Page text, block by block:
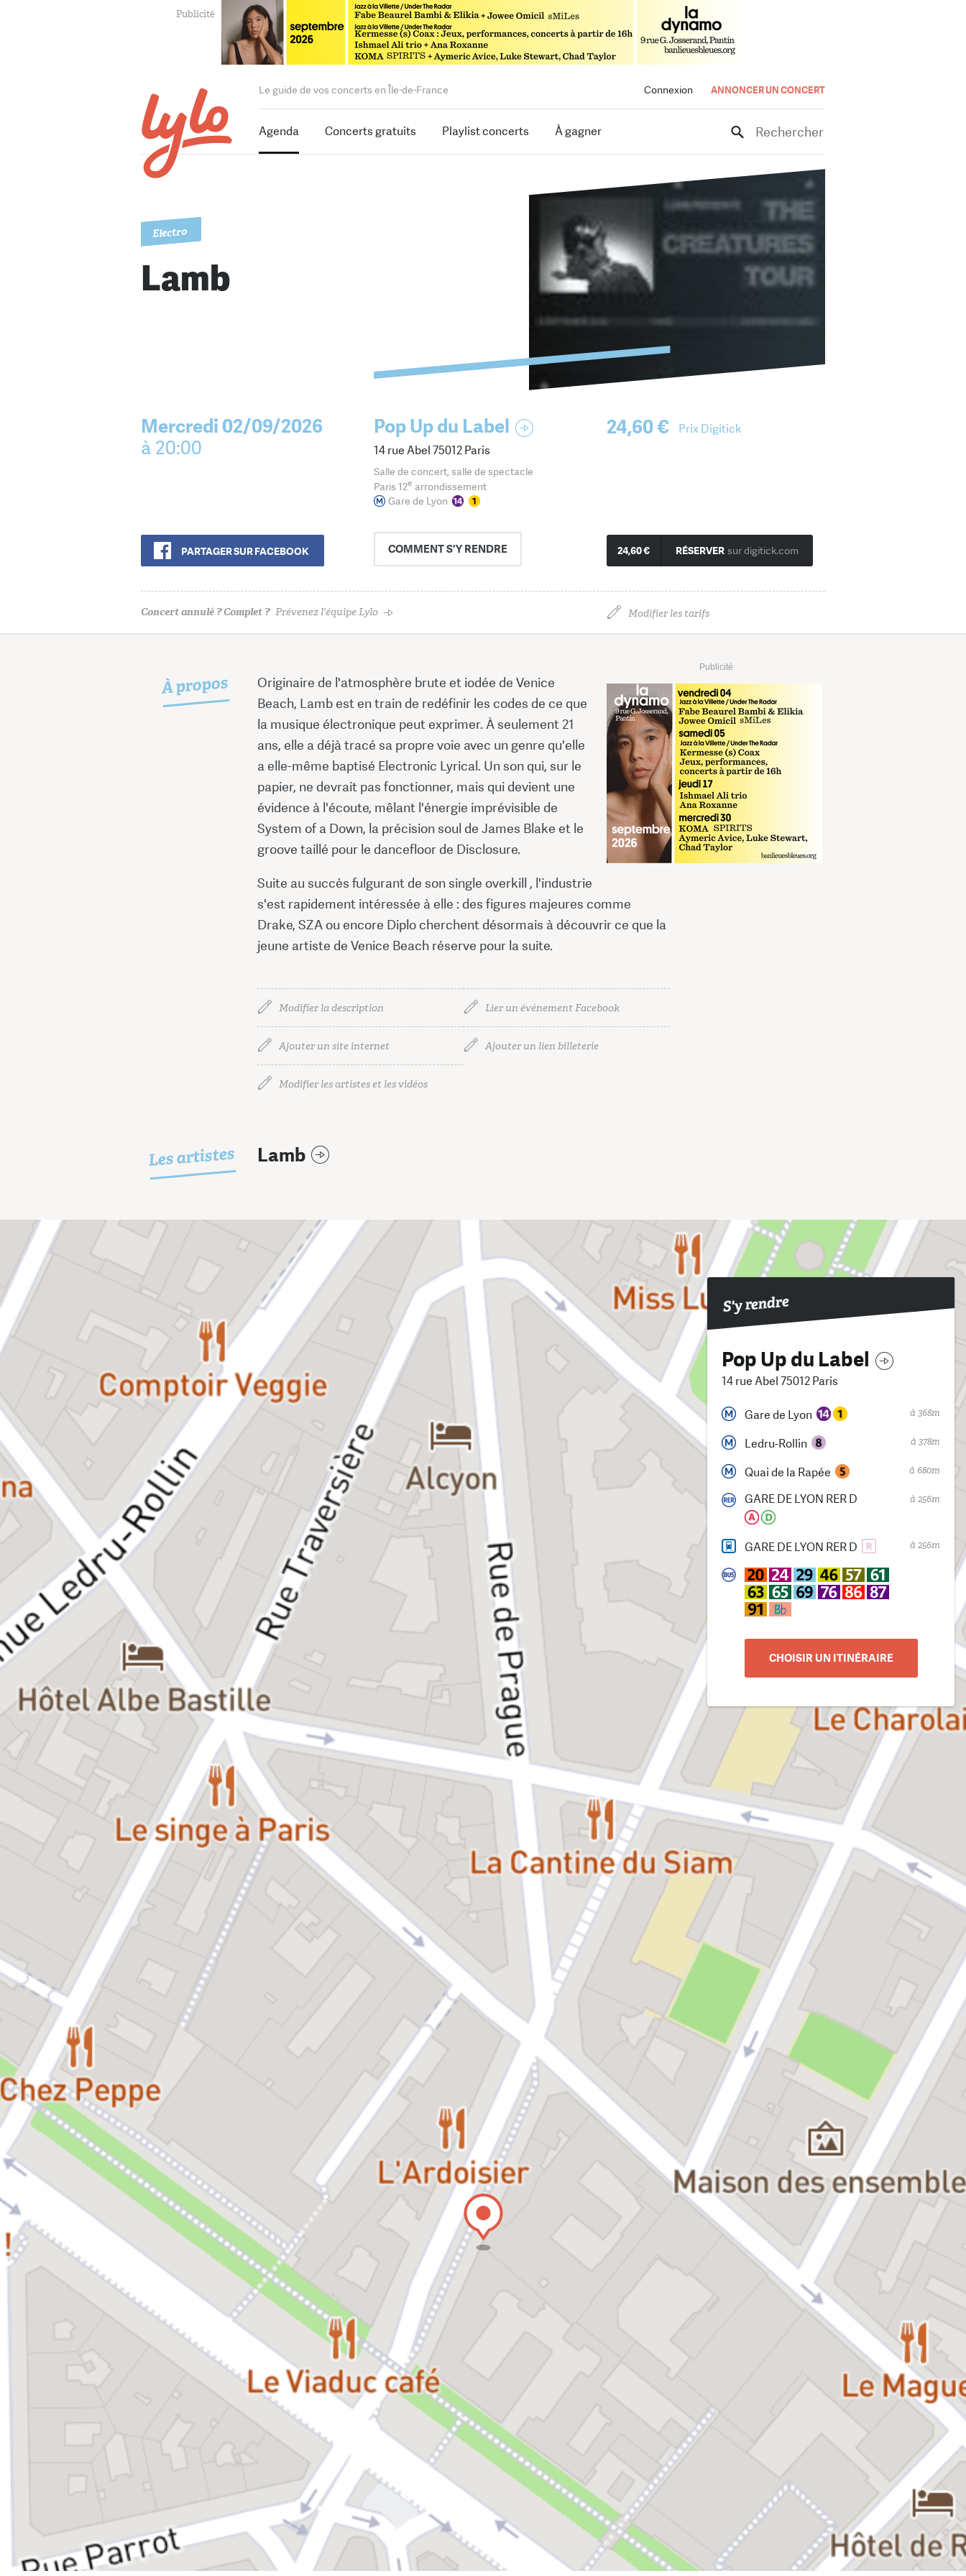
Connexion ANNONCER UN CONCERT
Le guide de vos concerts en Île-de-France
Agenda Concerts gratuits Playlist concerts À gagner Rechercher
Electro
Lamb
Mercredi 02/09/2026
à 20:00
PARTAGER SUR FACEBOOK
Pop Up du Label
14 rue Abel 75012 Paris
Salle de concert, salle de spectacle
Paris 12e arrondissement
Gare de Lyon
COMMENTS'Y RENDRE
24,60 € Prix Digitick
24,60 € RÉSERVER sur digitick.com
Concert annulé ? Complet ? Prévenez l'équipe Lylo Modifier les tarifs
À propos
Publicité
Originaire de l'atmosphère brute et iodée de Venice
Beach, Lamb est en train de redéfinir les codes de ce que
la musique électronique peut exprimer. À seulement 21
ans, elle a déjà tracé sa propre voie avec un genre qu'elle
a elle-même baptisé Electronic Lyrical. Un son qui, sur le
papier, ne devrait pas fonctionner, mais qui devient une
évidence à l'écoute, mêlant l'énergie imprévisible de
System of a Down, la précision soul de James Blake et le
groove taillé pour le dancefloor de Disclosure.
Suite au succès fulgurant de son single overkill , l'industrie
s'est rapidement intéressée à elle : des figures majeures comme
Drake, SZA ou encore Diplo cherchent désormais à découvrir ce que la
jeune artiste de Venice Beach réserve pour la suite.
Modifier la description Lier un événement Facebook
Ajouter un site internet Ajouter un lien billeterie
Modifier les artistes et les vidéos
Les artistes Lamb
S'y rendre
Pop Up du Label
14 rue Abel 75012 Paris
Gare de Lyon à 368m
Ledru-Rollin à 378m
Quai de la Rapée à 680m
GARE DE LYON RER D à 256m
GARE DE LYON RER D à 256m
CHOISIR UN ITINÉRAIRE